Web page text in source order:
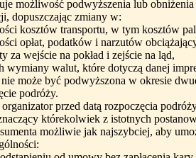
możliwość podwyższenia lub
dopuszczając zmiany w:
kosztów transportu, w tym kosztów
opłat, podatków i narzutów
za wejście na pokład i zejście na ląd,
wymiany walut, które dotyczą danej
może być podwyższona w okresie
podróży.
organizator przed datą rozpoczęcia
którekolwiek z istotnych
możliwie jak najszybciej, aby